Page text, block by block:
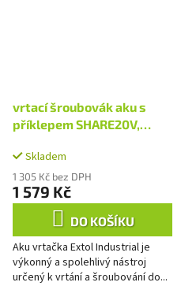
vrtací šroubovák aku s
příklepem SHARE20V,
baterie a nabíječky
Skladem
1 305 Kč bez DPH
1 579 Kč
DO KOŠÍKU
Aku vrtačka Extol Industrial je
výkonný a spolehlivý nástroj
určený k vrtání a šroubování do...